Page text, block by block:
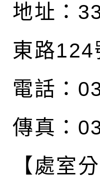
地址：
東路124
電話：
傳真：
【處室